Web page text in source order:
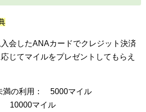
会したANAカードでクレジット決済
じてマイルをプレゼントしてもらえ
満の利用： 5000マイル
10000マイル